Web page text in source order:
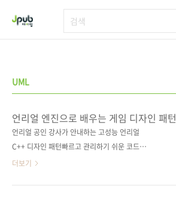
UML
언리얼 엔진으로 배우는 게임 디자인 패턴
언리얼 공인 강사가 안내하는 고성능 언리얼
C++ 디자인 패턴빠르고 관리하기 쉬운 코드를
위한 다양한 디자인 패턴을 언리얼 엔진 5 프로
더보기